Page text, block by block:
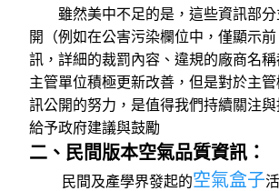
雖然美中不足的是，這些資訊部分
開（例如在公害污染欄位中，僅顯示前
訊，詳細的裁罰內容、違規的廠商名
主管單位積極更新改善，但是對於主
訊公開的努力，是值得我們持續關注
給予政府建議與鼓勵
二、民間版本空氣品質資訊：
民間及產學界發起的空氣盒子